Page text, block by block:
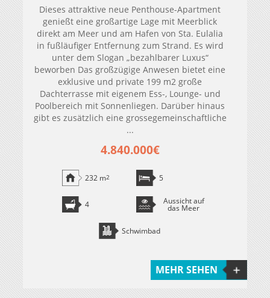
Dieses attraktive neue Penthouse-Apartment
genießt eine großartige Lage mit Meerblick
direkt am Meer und am Hafen von Sta. Eulalia
in fußläufiger Entfernung zum Strand. Es wird
unter dem Slogan „bezahlbarer Luxus“
beworben Das großzügige Anwesen bietet eine
exklusive und private 199 m2 große
Dachterrasse mit eigenem Ess-, Lounge- und
Poolbereich mit Sonnenliegen. Darüber hinaus
gibt es zusätzlich eine grossegemeinschaftliche
...
4.840.000€
232 m2 5
4 Aussicht auf
das Meer
Schwimbad
MEHR SEHEN